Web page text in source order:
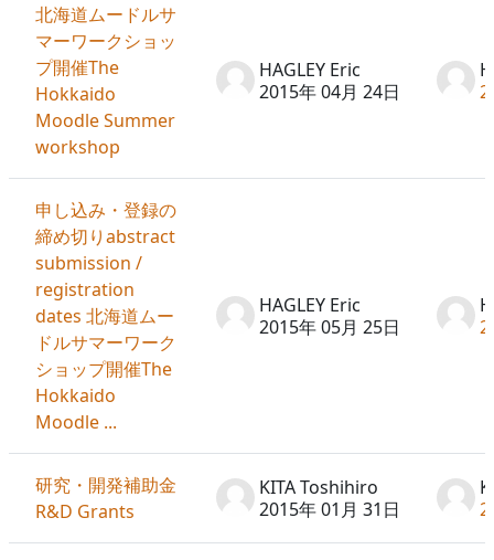
北海道ムードルサ
マーワークショッ
プ開催The
Hokkaido
Moodle Summer
workshop
HAGLEY Eric
2015年 04月 24日
申し込み・登録の
締め切りabstract
submission /
registration
dates 北海道ムー
ドルサマーワーク
ショップ開催The
Hokkaido
Moodle ...
HAGLEY Eric
2015年 05月 25日
研究・開発補助金
R&D Grants
KITA Toshihiro
2015年 01月 31日